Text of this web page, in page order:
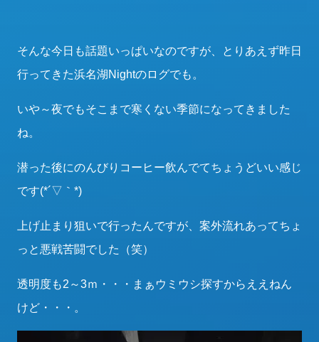
そんな今日も話題いっぱいなのですが、とりあえず昨日
行ってきた浜名湖Nightのログでも。
いや～夜でもそこまで寒くない季節になってきました
ね。
潜った後にのんびりコーヒー飲んでてちょうどいい感じ
です(*´▽｀*)
上げ止まり狙いで行ったんですが、案外流れあってちょ
っと悪戦苦闘でした（笑）
透明度も2～3ｍ・・・まぁウミウシ探すからええねん
けど・・・。